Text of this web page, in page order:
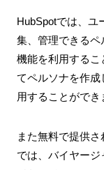
HubSpotでは、ユ
集、管理できる
機能を利用する
てペルソナを作
用することができ
また無料で提供さ
では、バイヤー